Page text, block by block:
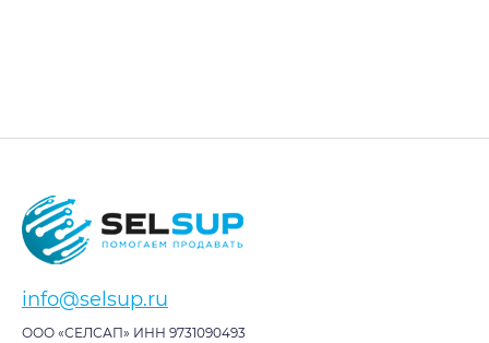
info@selsup.ru
ООО «СЕЛСАП» ИНН 9731090493